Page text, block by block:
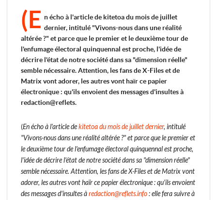
(E n écho à l'article de kitetoa du mois de juillet
dernier, intitulé "Vivons-nous dans une réalité
altérée ?" et parce que le premier et le deuxième tour de
l'enfumage électoral quinquennal est proche, l'idée de
décrire l'état de notre société dans sa "dimension réelle"
semble nécessaire. Attention, les fans de X-Files et de
Matrix vont adorer, les autres vont haïr ce papier
électronique : qu'ils envoient des messages d'insultes à
redaction@reflets.
(En écho à l'article dekitetoa du mois de juillet dernier, intitulé
"Vivons-nous dans une réalité altérée ?" et parce que le premier et
le deuxième tour de l'enfumage électoral quinquennal est proche,
l'idée de décrire l'état de notre société dans sa "dimension réelle"
semble nécessaire. Attention, les fans de X-Files et de Matrix vont
adorer, les autres vont haïr ce papier électronique : qu'ils envoient
des messages d'insultes àredaction@reflets.info: elle fera suivre à